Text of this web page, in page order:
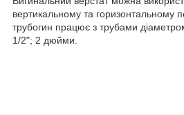
вертикальному та горизонтальному
трубогин працює з трубами
1/2"; 2 дюйми.